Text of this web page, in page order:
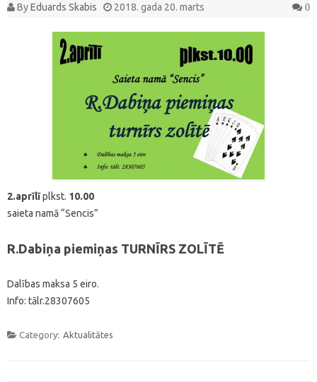
ByEduards Skabis 2018. gada 20. marts 0
2.aprīlīplkst. 10.00
saieta namā “Sencis”
R.Dabiņa piemiņas TURNĪRS ZOLĪTĒ
Dalības maksa 5 eiro.
Info: tālr.28307605
Category: Aktualitātes